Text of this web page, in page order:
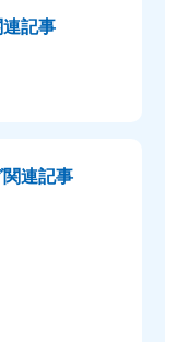
記事
関連記事